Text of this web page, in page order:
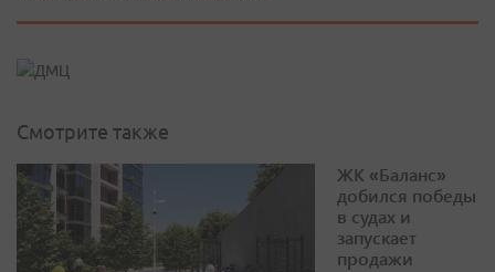
Смотрите также
ЖК «Баланс»
добился победы
в судах и
запускает
продажи